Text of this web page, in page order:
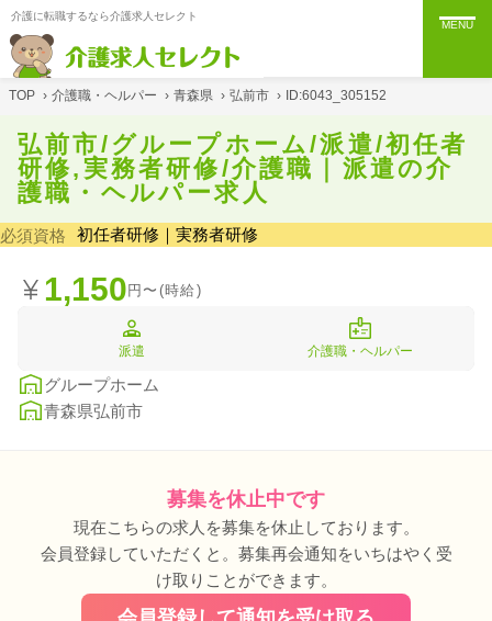
介護に転職するなら介護求人セレクト
MENU
TOP › 介護職・ヘルパー › 青森県 › 弘前市 › ID:6043_305152
弘前市/グループホーム/派遣/初任者
研修,実務者研修/介護職｜派遣の介
護職・ヘルパー求人
必須資格 初任者研修｜実務者研修
1,150円〜(時給)
派遣 介護職・ヘルパー
グループホーム
青森県弘前市
募集を休止中です
現在こちらの求人を募集を休止しております。
会員登録していただくと。募集再会通知をいちはやく受
け取りことができます。